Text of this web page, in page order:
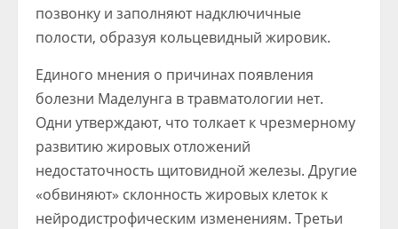
позвонку и заполняют надключичные
полости, образуя кольцевидный жировик.
Единого мнения о причинах появления
болезни Маделунга в травматологии нет.
Одни утверждают, что толкает к чрезмерному
развитию жировых отложений
недостаточность щитовидной железы. Другие
«обвиняют» склонность жировых клеток к
нейродистрофическим изменениям. Третьи